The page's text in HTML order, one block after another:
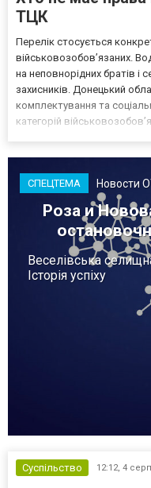
ТЦК
Перелік стосується
військовозобов’язаних.
на неповнорідних братів і
захисників. Донецький
комплектування та
категорій
СПЕЦТЕМА Новости
Роза и
Веселівська
Історія успіху
Суспільство 12:12, 4